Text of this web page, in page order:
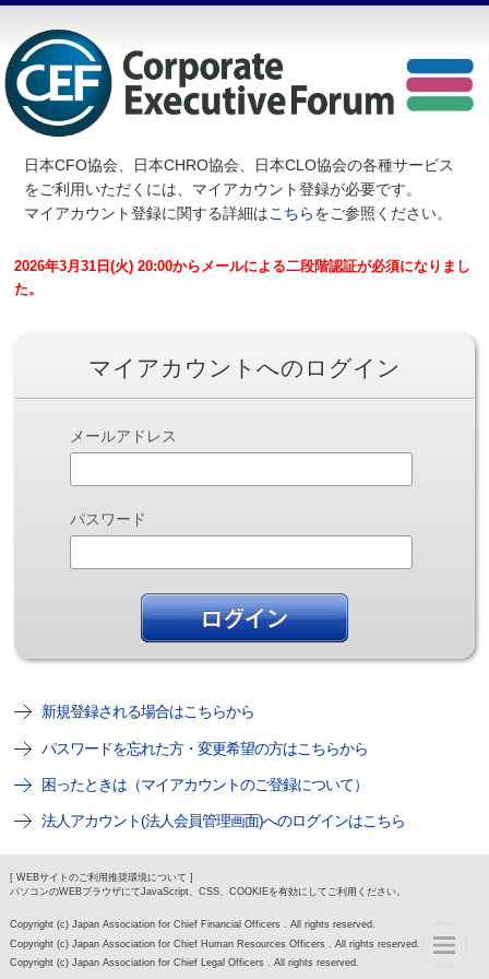
日本CFO協会、日本CHRO協会、日本CLO協会の各種サービス
をご利用いただくには、マイアカウント登録が必要です。
マイアカウント登録に関する詳細はこちらをご参照ください。
2026年3月31日(火) 20:00からメールによる二段階認証が必須になりまし
た。
マイアカウントへのログイン
メールアドレス
パスワード
新規登録される場合はこちらから
パスワードを忘れた方・変更希望の方はこちらから
困ったときは（マイアカウントのご登録について）
法人アカウント(法人会員管理画面)へのログインはこちら
[ WEBサイトのご利用推奨環境について ]
パソコンのWEBブラウザにてJavaScript、CSS、COOKIEを有効にしてご利用ください。
Copyright (c) Japan Association for Chief Financial Officers . All rights reserved.
Copyright (c) Japan Association for Chief Human Resources Officers . All rights reserved.
Copyright (c) Japan Association for Chief Legal Officers . All rights reserved.